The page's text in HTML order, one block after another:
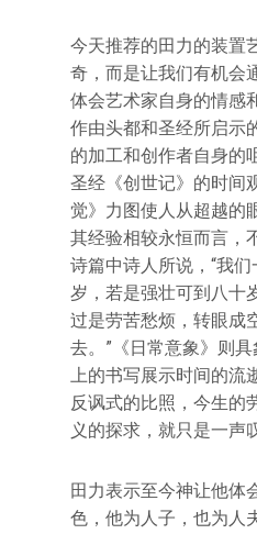
今天推荐的田力的装置
奇，而是让我们有机会
体会艺术家自身的情感
作由头都和圣经所启示
的加工和创作者自身的
圣经《创世记》的时间
觉》力图使人从超越的
其经验相较永恒而言，
诗篇中诗人所说，“我
岁，若是强壮可到八十
过是劳苦愁烦，转眼成
去。”《日常意象》则
上的书写展示时间的流
反讽式的比照，今生的
义的探求，就只是一声
田力表示至今神让他体
色，他为人子，也为人